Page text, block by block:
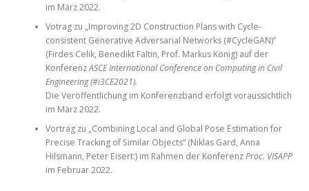
im März 2022.
Votrag zu „Improving 2D Construction Plans with Cycle-
consistent Generative Adversarial Networks (#CycleGAN)“
(Firdes Celik, Benedikt Faltin, Prof. Markus König) auf der
KonferenzASCE International Conference on Computing in Civil
Engineering (#i3CE2021).
Die Veröffentlichung im Konferenzband erfolgt voraussichtlich
im März 2022.
Vortrag zu „Combining Local and Global Pose Estimation for
Precise Tracking of Similar Objects“ (Niklas Gard, Anna
Hilsmann, Peter Eisert:) im Rahmen der KonferenzProc. VISAPP
im Februar 2022.